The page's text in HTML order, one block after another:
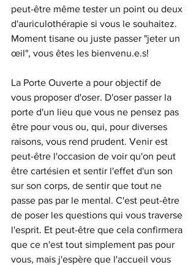
peut-être même tester un point ou deux
d'auriculothérapie si vous le souhaitez.
Moment tisane ou juste passer "jeter un
œil", vous êtes les bienvenu.e.s!
La Porte Ouverte a pour objectif de
vous proposer d'oser. D'oser passer la
porte d'un lieu que vous ne pensez pas
être pour vous ou, qui, pour diverses
raisons, vous rend prudent. Venir est
peut-être l'occasion de voir qu'on peut
être cartésien et sentir l'effet d'un son
sur son corps, de sentir que tout ne
passe pas par le mental. C'est peut-être
de poser les questions qui vous traverse
l'esprit. Et peut-être que cela confirmera
que ce n'est tout simplement pas pour
vous, mais j'espère que l'accueil vous